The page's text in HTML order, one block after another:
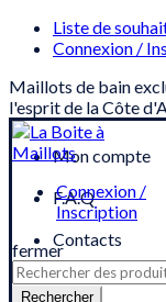
Liste de
Connexion /
Maillots de bain
l'esprit de la Côte
Mon compte
F.A.Q
Contacts
Connexion /
Inscription
fermer
Recherche
pour
Rechercher